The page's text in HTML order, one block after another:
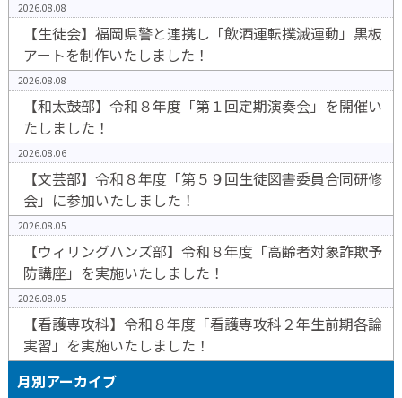
2026.08.08
【生徒会】福岡県警と連携し「飲酒運転撲滅運動」黒板
アートを制作いたしました！
2026.08.08
【和太鼓部】令和８年度「第１回定期演奏会」を開催い
たしました！
2026.08.06
【文芸部】令和８年度「第５９回生徒図書委員合同研修
会」に参加いたしました！
2026.08.05
【ウィリングハンズ部】令和８年度「高齢者対象詐欺予
防講座」を実施いたしました！
2026.08.05
【看護専攻科】令和８年度「看護専攻科２年生前期各論
実習」を実施いたしました！
月別アーカイブ